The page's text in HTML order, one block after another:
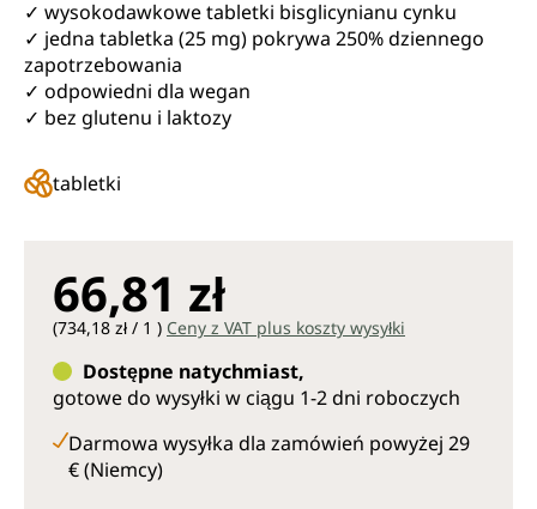
✓ wysokodawkowe tabletki bisglicynianu cynku
✓ jedna tabletka (25 mg) pokrywa 250% dziennego
zapotrzebowania
✓ odpowiedni dla wegan
✓ bez glutenu i laktozy
tabletki
66,81 zł
(734,18 zł / 1 ) Ceny z VAT plus koszty wysyłki
Dostępne natychmiast,
gotowe do wysyłki w ciągu 1-2 dni roboczych
Darmowa wysyłka dla zamówień powyżej 29
€ (Niemcy)